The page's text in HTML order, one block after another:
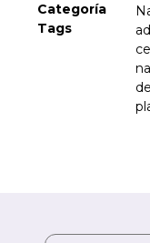
Categoría
Tags